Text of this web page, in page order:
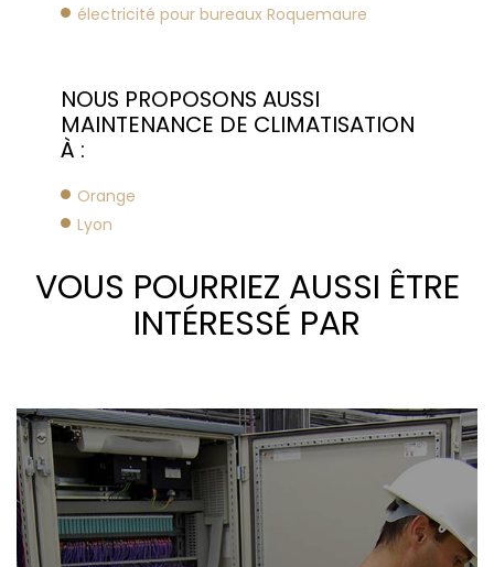
électricité pour bureaux Roquemaure
NOUS PROPOSONS AUSSI
MAINTENANCE DE CLIMATISATION
À :
Orange
Lyon
VOUS POURRIEZ AUSSI ÊTRE
INTÉRESSÉ PAR